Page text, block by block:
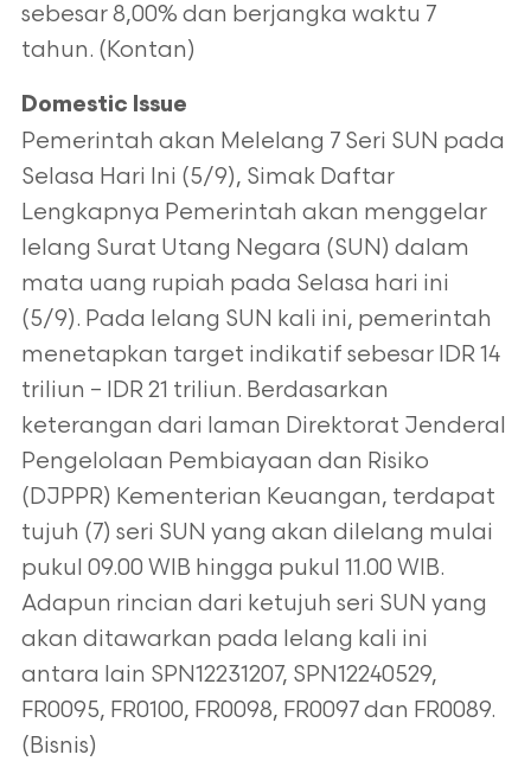
sebesar 8,00% dan berjangka waktu 7
tahun. (Kontan)
Domestic Issue
Pemerintah akan Melelang 7 Seri SUN pada
Selasa Hari Ini (5/9), Simak Daftar
Lengkapnya Pemerintah akan menggelar
lelang Surat Utang Negara (SUN) dalam
mata uang rupiah pada Selasa hari ini
(5/9). Pada lelang SUN kali ini, pemerintah
menetapkan target indikatif sebesar IDR 14
triliun – IDR 21 triliun. Berdasarkan
keterangan dari laman Direktorat Jenderal
Pengelolaan Pembiayaan dan Risiko
(DJPPR) Kementerian Keuangan, terdapat
tujuh (7) seri SUN yang akan dilelang mulai
pukul 09.00 WIB hingga pukul 11.00 WIB.
Adapun rincian dari ketujuh seri SUN yang
akan ditawarkan pada lelang kali ini
antara lain SPN12231207, SPN12240529,
FR0095, FR0100, FR0098, FR0097 dan FR0089.
(Bisnis)